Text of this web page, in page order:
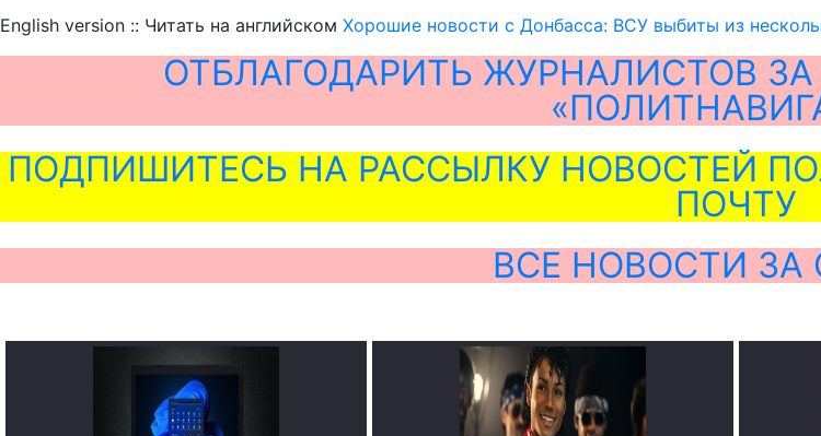
English version :: Читать на английском Хорошие новости с Донбасса: ВСУ выбиты из
ОТБЛАГОДАРИТЬ ЖУРНАЛИСТОВ
ПОДПИШИТЕСЬ НА РАССЫЛКУ НОВОСТЕЙ
ПОЧТУ
ВСЕ НОВОСТИ ЗА